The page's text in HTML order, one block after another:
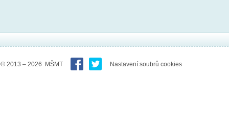
© 2013 – 2026 MŠMT Nastavení soubrů cookies